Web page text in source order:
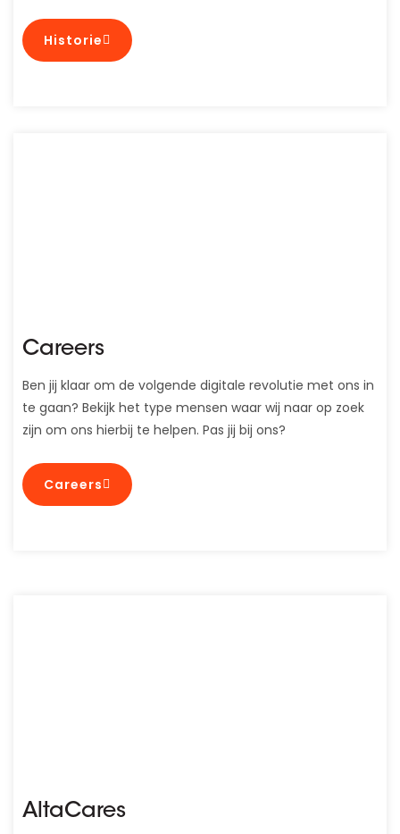
Historie
Careers
Ben jij klaar om de volgende digitale revolutie met ons in
te gaan? Bekijk het type mensen waar wij naar op zoek
zijn om ons hierbij te helpen. Pas jij bij ons?
Careers
AltaCares